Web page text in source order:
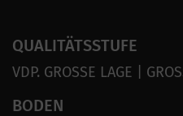
QUALITÄTSSTUFE
VDP. GROSSE LAGE |
BODEN